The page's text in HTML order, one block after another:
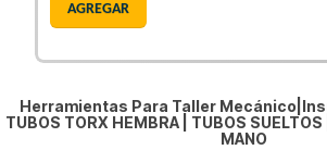
AGREGAR
Herramientas Para Taller
TUBOS TORX HEMBRA| TUBOS SUELTOS
MANO